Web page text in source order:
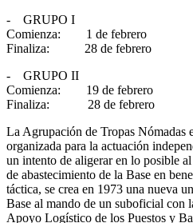
- GRUPO I
Comienza: 1 de febrero
Finaliza: 28 de febrero
- GRUPO II
Comienza: 19 de febrero
Finaliza: 28 de febrero
La Agrupación de Tropas Nómadas
organizada para la actuación
un intento de aligerar en lo posible
de abastecimiento de la Base en
táctica, se crea en 1973 una nueva
Base al mando de un suboficial con
Apoyo Logístico de los Puestos y